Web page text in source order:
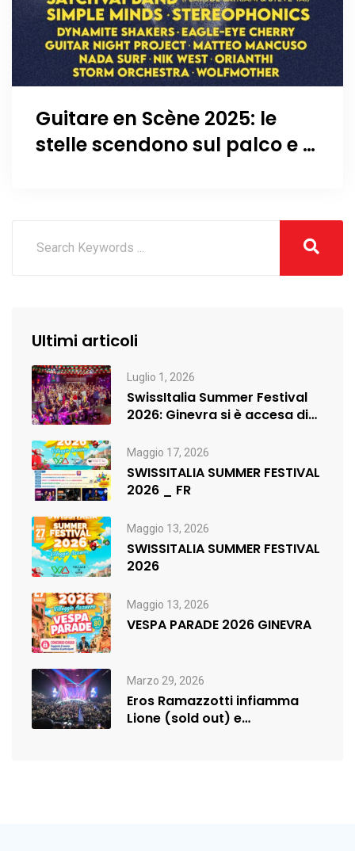
Guitare en Scène 2025: le
stelle scendono sul palco e le
Ultimi articoli
Luglio 1, 2026
SwissItalia Summer Festival
2026: Ginevra si è accesa di
Maggio 17, 2026
SWISSITALIA SUMMER FESTIVAL
2026 _ FR
Maggio 13, 2026
SWISSITALIA SUMMER FESTIVAL
2026
Maggio 13, 2026
VESPA PARADE 2026 GINEVRA
Marzo 29, 2026
Eros Ramazzotti infiamma
Lione (sold out) e